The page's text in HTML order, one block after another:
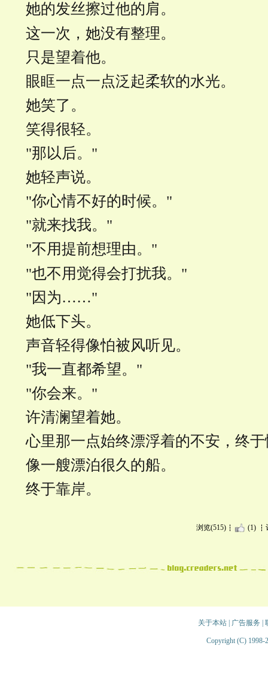
她的发丝擦过他的肩。
这一次，她没有整理。
只是望着他。
眼眶一点一点泛起柔软的水光。
她笑了。
笑得很轻。
"那以后。"
她轻声说。
"你心情不好的时候。"
"就来找我。"
"不用提前想理由。"
"也不用觉得会打扰我。"
"因为……"
她低下头。
声音轻得像怕被风听见。
"我一直都希望。"
"你会来。"
许清澜望着她。
心里那一点始终漂浮着的不安，终
像一艘漂泊很久的船。
终于靠岸。
浏览(515) (1)
关于本站| 广告服务
Copyright (C) 1998-